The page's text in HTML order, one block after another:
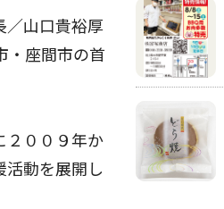
／山口貴裕厚
・座間市の首
２００９年か
活動を展開し